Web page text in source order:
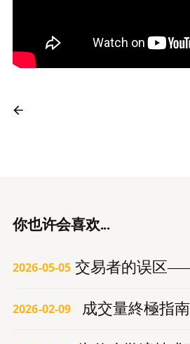
你也许会喜欢...
2026-05-05
2026-02-09 成交量終極指南